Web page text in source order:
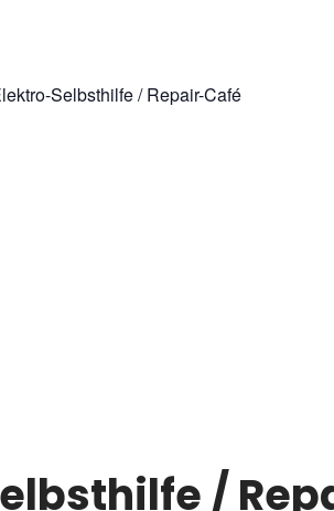
Selbsthilfe / Repair-Café
/